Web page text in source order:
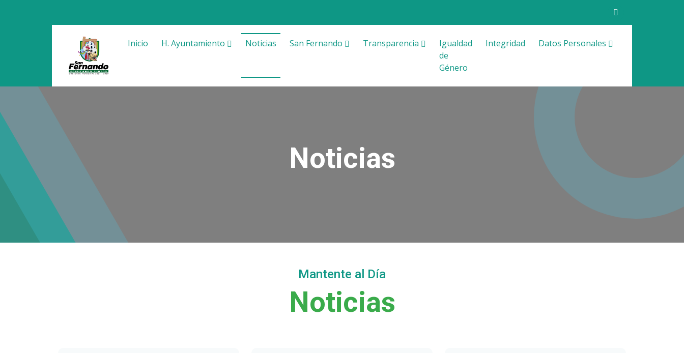
Inicio H. Ayuntamiento Noticias San Fernando Transparencia
Igualdad
de
Género
Integridad Datos Personales
Noticias
Mantente al Día
Noticias